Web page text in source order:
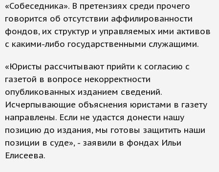
«Собеседника». В претензиях среди прочего
говорится об отсутствии аффилированности
фондов, их структур и управляемых ими активов
с какими-либо государственными служащими.
«Юристы рассчитывают прийти к согласию с
газетой в вопросе некорректности
опубликованных изданием сведений.
Исчерпывающие объяснения юристами в газету
направлены. Если не удастся донести нашу
позицию до издания, мы готовы защитить наши
позиции в суде», - заявили в фондах Ильи
Елисеева.